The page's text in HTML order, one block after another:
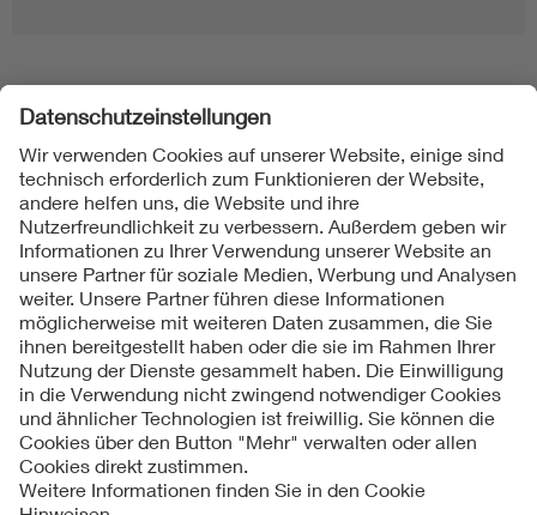
Folgen Sie uns
Kontakt
Impressum
Datenschutzinformationen